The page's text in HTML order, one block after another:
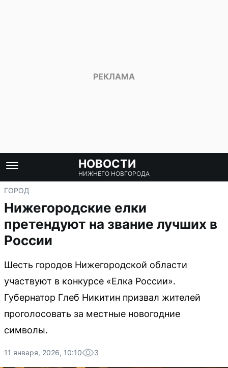
НОВОСТИ
НИЖНЕГО НОВГОРОДА
ГОРОД
Нижегородские елки
претендуют на звание лучших в
России
Шесть городов Нижегородской области
участвуют в конкурсе «Елка России».
Губернатор Глеб Никитин призвал жителей
проголосовать за местные новогодние
символы.
11 января, 2026, 10:10 3